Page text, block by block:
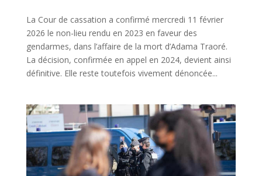
La Cour de cassation a confirmé mercredi 11 février
2026 le non-lieu rendu en 2023 en faveur des
gendarmes, dans l’affaire de la mort d’Adama Traoré.
La décision, confirmée en appel en 2024, devient ainsi
définitive. Elle reste toutefois vivement dénoncée...